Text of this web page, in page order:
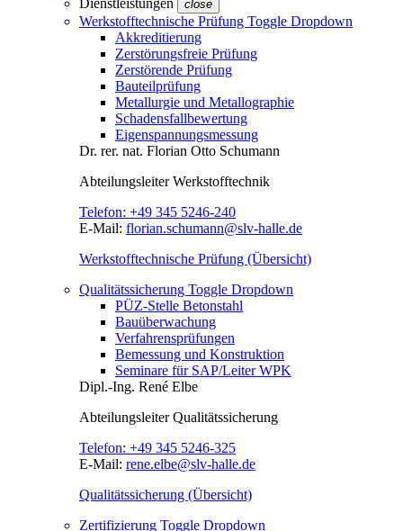
Dienstleistungen
close
Werkstofftechnische Prüfung Toggle Dropdown
Akkreditierung
Zerstörungsfreie Prüfung
Zerstörende Prüfung
Bauteilprüfung
Metallurgie und Metallographie
Schadensfallbewertung
Eigenspannungsmessung
Dr. rer. nat. Florian Otto Schumann
AbteilungsleiterWerkstofftechnik
Telefon: +49 345 5246-240
E-Mail: florian.schumann@slv-halle.de
Werkstofftechnische Prüfung (Übersicht)
Qualitätssicherung Toggle Dropdown
PÜZ-Stelle Betonstahl
Bauüberwachung
Verfahrensprüfungen
Bemessung und Konstruktion
Seminare für SAP/Leiter WPK
Dipl.-Ing. René Elbe
AbteilungsleiterQualitätssicherung
Telefon: +49 345 5246-325
E-Mail: rene.elbe@slv-halle.de
Qualitätssicherung (Übersicht)
Zertifizierung Toggle Dropdown